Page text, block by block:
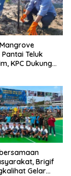
Teluk
KPC Dukung
Brigif
Gelar